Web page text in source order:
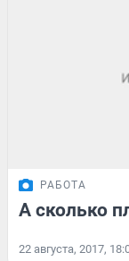
РАБОТА
А сколько
22 августа, 2017,